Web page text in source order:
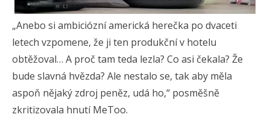
„Anebo si ambiciózní americká herečka po dvaceti
letech vzpomene, že ji ten produkční v hotelu
obtěžoval… A proč tam teda lezla? Co asi čekala? Že
bude slavná hvězda? Ale nestalo se, tak aby měla
aspoň nějaký zdroj peněz, udá ho,“ posměšně
zkritizovala hnutí MeToo.